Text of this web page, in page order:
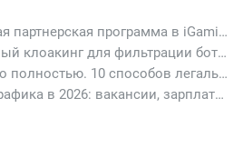
PIN-UP Partners: ведущая партнерская программа в iGaming
Cloaking House: облачный клоакинг для фильтрации ботов FB и Google Ads — гайд PHP-интеграции 2026
Ломай авторское право полностью. 10 способов легально добавить любимый трек в свой креатив
Карьера в арбитраже трафика в 2026: вакансии, зарплаты и как начать